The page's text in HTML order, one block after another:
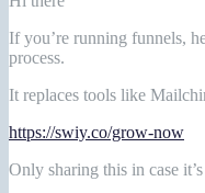
If you’re running funnels,
process.
It replaces tools like
https://swiy.co/grow-now
Only sharing this in case